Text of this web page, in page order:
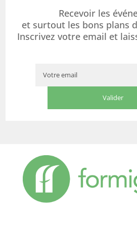
Recevoir les
et surtout les bons plans
Inscrivez votre email et